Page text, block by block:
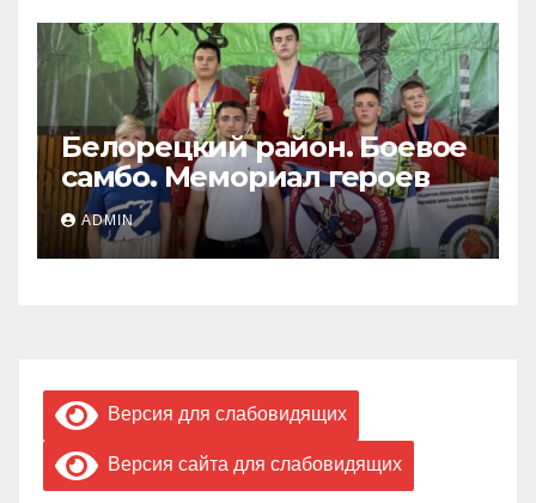
Белорецкий район. Боевое
самбо. Мемориал героев
ADMIN
Версия для слабовидящих
Версия сайта для слабовидящих